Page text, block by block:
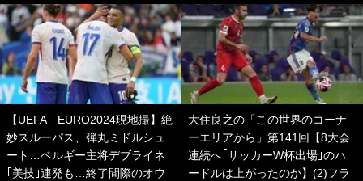
【UEFA EURO2024現地撮】絶
妙スルーパス、弾丸ミドルシュ
ート…ベルギー主将デブライネ
｢美技｣連発も…終了間際のオウ
大住良之の「この世界のコーナ
ーエリアから」第141回【8大会
連続へ｢サッカーW杯出場｣のハ
ードルは上がったのか】(2)フラ